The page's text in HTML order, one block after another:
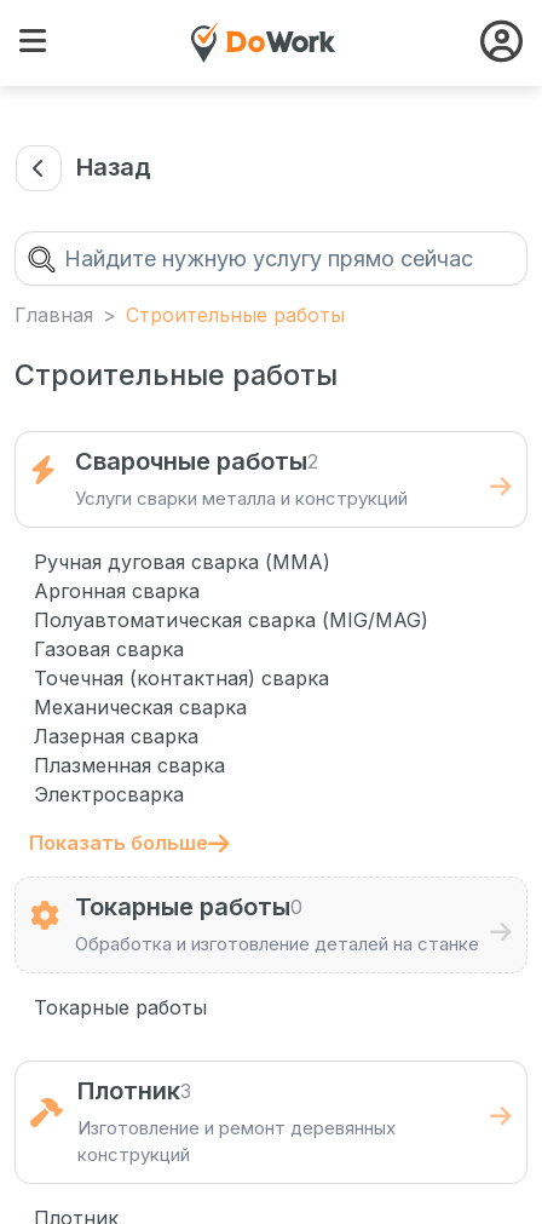
Назад
Главная Строительные работы
Строительные работы
Сварочные работы2
Услуги сварки металла и конструкций
Ручная дуговая сварка (MMA)
Аргонная сварка
Полуавтоматическая сварка (MIG/MAG)
Газовая сварка
Точечная (контактная) сварка
Механическая сварка
Лазерная сварка
Плазменная сварка
Электросварка
Показать больше
Токарные работы0
Обработка и изготовление деталей на станке
Токарные работы
Плотник3
Изготовление и ремонт деревянных
конструкций
Плотник